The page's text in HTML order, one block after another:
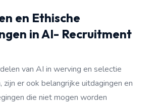
en Ethische
in AI- Recruitment
van AI in werving en selectie
zijn er ook belangrijke uitdagingen en
die niet mogen worden